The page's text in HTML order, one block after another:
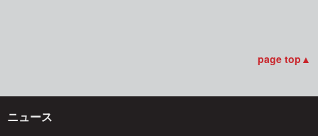
ゲ
page top▲
ニュース